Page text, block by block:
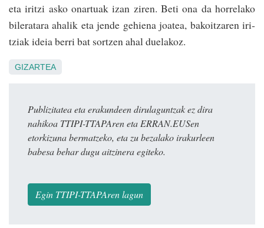
eta iritzi asko onartuak izan ziren. Beti ona da ho­rrelako
bileratara ahalik eta jende gehiena joatea, bakoitzaren iri­
tziak ideia berri bat sor­tzen ahal duelakoz.
GIZARTEA
Publizitatea eta erakundeen dirulaguntzak ez dira
nahikoa TTIPI-TTAPAren eta ERRAN.EUSen
etorkizuna bermatzeko, eta zu bezalako irakurleen
babesa behar dugu aitzinera egiteko.
Egin TTIPI-TTAPAren lagun